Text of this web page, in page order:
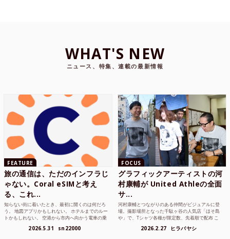
WHAT'S NEW
ニュース、特集、連載の最新情報
FEATURE
旅の通信は、ただのインフラじ
ゃない。Coral eSIMと考え
る、これ...
知らない街に着いたとき、最初に開くのは何だろ
う。 地図アプリかもしれない。 ホテルまでのルー
トかもしれない。 空港から市内へ向かう電車の乗
2026.5.31 sn22000
FOCUS
グラフィックアーティストの河
村康輔が United Athleの全面
サ...
河村康輔とつながりのある仲間がビジュアルに登
場。撮影場所となった千駄ヶ谷の人気店「ほそ島
や」で、Tシャツ各種が限定数、先着順で配布 こ
2026.2.27 ヒラバヤシ